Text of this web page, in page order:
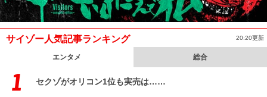
サイゾー人気記事ランキング 20:20更新
エンタメ 総合
セクゾがオリコン1位も実売は……